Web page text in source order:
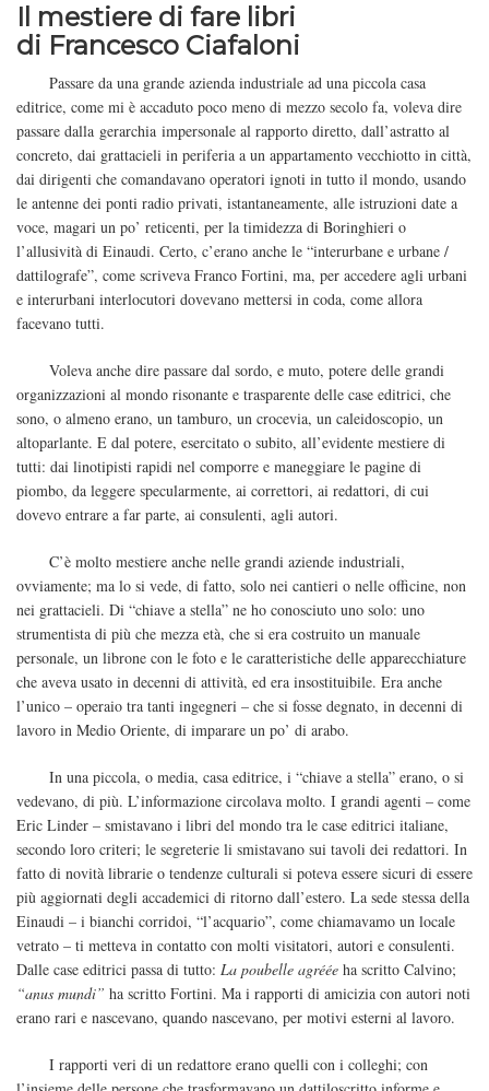
Il mestiere di fare libri
di Francesco Ciafaloni
Passare da una grande azienda industriale ad una piccola casa
editrice, come mi è accaduto poco meno di mezzo secolo fa, voleva dire
passare dalla gerarchia impersonale al rapporto diretto, dall’astratto al
concreto, dai grattacieli in periferia a un appartamento vecchiotto in città,
dai dirigenti che comandavano operatori ignoti in tutto il mondo, usando
le antenne dei ponti radio privati, istantaneamente, alle istruzioni date a
voce, magari un po’ reticenti, per la timidezza di Boringhieri o
l’allusività di Einaudi. Certo, c’erano anche le “interurbane e urbane /
dattilografe”, come scriveva Franco Fortini, ma, per accedere agli urbani
e interurbani interlocutori dovevano mettersi in coda, come allora
facevano tutti.
Voleva anche dire passare dal sordo, e muto, potere delle grandi
organizzazioni al mondo risonante e trasparente delle case editrici, che
sono, o almeno erano, un tamburo, un crocevia, un caleidoscopio, un
altoparlante. E dal potere, esercitato o subito, all’evidente mestiere di
tutti: dai linotipisti rapidi nel comporre e maneggiare le pagine di
piombo, da leggere specularmente, ai correttori, ai redattori, di cui
dovevo entrare a far parte, ai consulenti, agli autori.
C’è molto mestiere anche nelle grandi aziende industriali,
ovviamente; ma lo si vede, di fatto, solo nei cantieri o nelle officine, non
nei grattacieli. Di “chiave a stella” ne ho conosciuto uno solo: uno
strumentista di più che mezza età, che si era costruito un manuale
personale, un librone con le foto e le caratteristiche delle apparecchiature
che aveva usato in decenni di attività, ed era insostituibile. Era anche
l’unico – operaio tra tanti ingegneri – che si fosse degnato, in decenni di
lavoro in Medio Oriente, di imparare un po’ di arabo.
In una piccola, o media, casa editrice, i “chiave a stella” erano, o si
vedevano, di più. L’informazione circolava molto. I grandi agenti – come
Eric Linder – smistavano i libri del mondo tra le case editrici italiane,
secondo loro criteri; le segreterie li smistavano sui tavoli dei redattori. In
fatto di novità librarie o tendenze culturali si poteva essere sicuri di essere
più aggiornati degli accademici di ritorno dall’estero. La sede stessa della
Einaudi – i bianchi corridoi, “l’acquario”, come chiamavamo un locale
vetrato – ti metteva in contatto con molti visitatori, autori e consulenti.
Dalle case editrici passa di tutto: La poubelle agréée ha scritto Calvino;
“anus mundi” ha scritto Fortini. Ma i rapporti di amicizia con autori noti
erano rari e nascevano, quando nascevano, per motivi esterni al lavoro.
I rapporti veri di un redattore erano quelli con i colleghi; con